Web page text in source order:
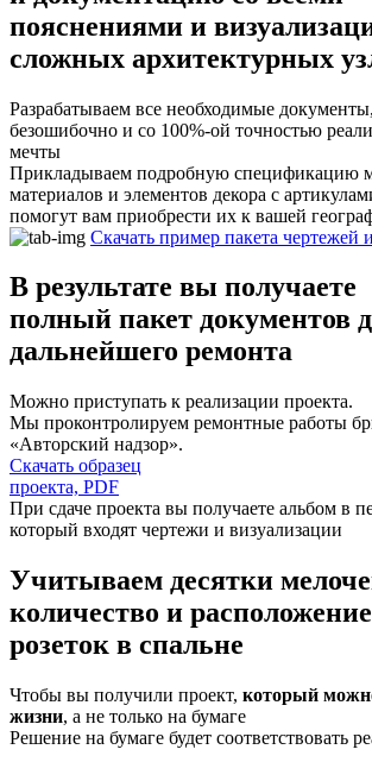
пояснениями и
сложных архитектурных
Разрабатываем все необходимые
безошибочно и со 100%-ой точностью
мечты
Прикладываем подробную спецификацию
материалов и элементов декора с
помогут вам приобрести их к вашей
Скачать пример пакета чертежей
В результате вы получаете
полный пакет документов
дальнейшего ремонта
Можно приступать к реализации проекта.
Мы проконтролируем ремонтные работы
«Авторский надзор».
Скачать образец
проекта, PDF
При сдаче проекта вы получаете альбом в
который входят чертежи и визуализации
Учитываем десятки
количество и расположение
розеток в спальне
Чтобы вы получили проект, который
жизни, а не только на бумаге
Решение на бумаге будет соответствовать